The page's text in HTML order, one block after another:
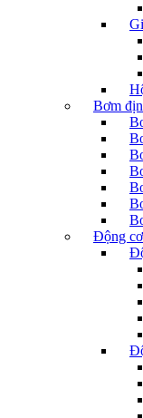
Bơm
Động